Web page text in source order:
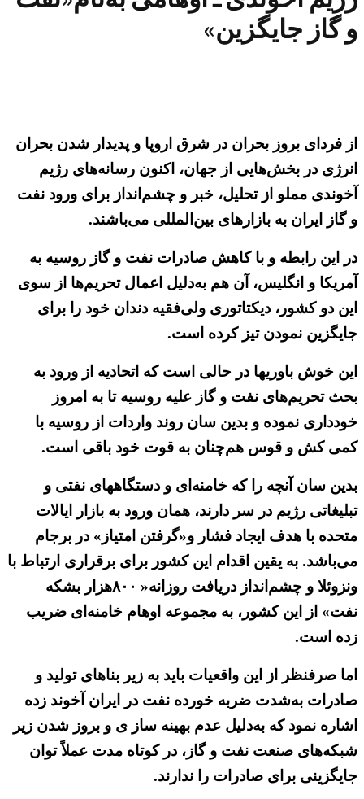
و گاز جایگزین»
از فردای بروز بحران در شرق اروپا و پدیدار شدن بحران
انرژی در بخش‌هایی از جهان، اکنون رسانه‌های رژیم
آخوندی مملو از تحلیل، خبر و چشم‌انداز برای ورود نفت
و گاز ایران به بازارهای بین‌المللی می‌باشند.
در این رابطه و با کاهش صادرات نفت و گاز روسیه به
آمریکا و انگلیس، آن هم به‌دلیل اعمال تحریم‌ها از سوی
این دو کشور، دیکتاتوری ولی‌فقیه دندان خود را برای
جایگزین نمودن تیز کرده است.
این خوش باوریها در حالی است که اتحادیه از ورود به
بحث تحریم‌های نفت و گاز علیه روسیه تا به امروز
خودداری نموده و بدین سان روند واردات از روسیه با
کمی کش و قوس هم‌چنان به قوت خود باقی است.
بدین سان آنچه را که خامنه‌ای و دستگاههای نفتی و
تبلیغاتی رژیم در سر دارند، همان ورود به بازار ایالات
متحده با هدف ایجاد فشار و«گرفتن امتیاز» در برجام
می‌باشد. به یقین اقدام این کشور برای برقراری ارتباط با
ونزوئلا و چشم‌انداز دریافت روزانه« ۸۰۰هزار بشکه
نفت» از این کشور، به مجموعه اوهام خامنه‌ای ضریب
زده است.
اما صرفنظر از این واقعیات باید به زیر بناهای تولید و
صادرات به‌شدت ضربه خورده نفت در ایران آخوند زده
اشاره نمود که به‌دلیل عدم بهینه ساز ی و بروز شدن زیر
شبکه‌های صنعت نفت و گاز، در کوتاه مدت عملاً توان
جایگزینی برای صادرات را ندارند.